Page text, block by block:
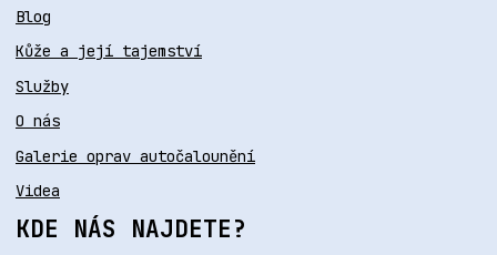
Blog
Kůže a její tajemství
Služby
O nás
Galerie oprav autočalounění
Videa
KDE NÁS NAJDETE?